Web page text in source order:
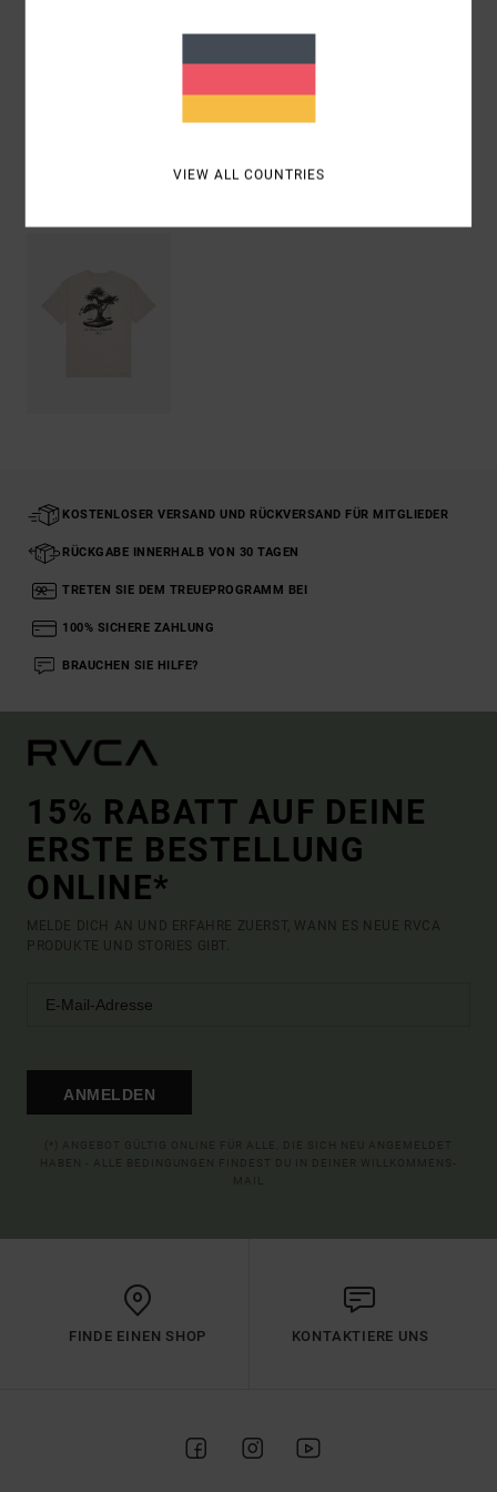
KOSTENLOSER VERSAND UND RÜCKVERSAND FÜR MITGLIEDER
RÜCKGABE INNERHALB VON 30 TAGEN
TRETEN SIE DEM TREUEPROGRAMM BEI
100% SICHERE ZAHLUNG
BRAUCHEN SIE HILFE?
15% RABATT AUF DEINE
ERSTE BESTELLUNG
ONLINE*
MELDE DICH AN UND ERFAHRE ZUERST, WANN ES NEUE RVCA
PRODUKTE UND STORIES GIBT.
ANMELDEN
FINDE EINEN SHOP KONTAKTIERE UNS
VIEW ALL COUNTRIES